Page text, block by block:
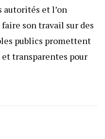
et l’on
son travail sur des
publics promettent
transparentes pour